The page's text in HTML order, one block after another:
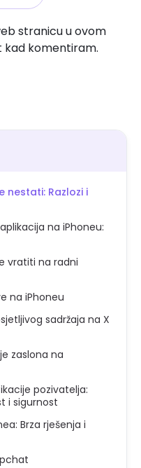
stranicu u ovom
kad komentiram.
nestati: Razlozi i
na iPhoneu:
vratiti na radni
na iPhoneu
sadržaja na X
zaslona na
pozivatelja:
i sigurnost
Brza rješenja i